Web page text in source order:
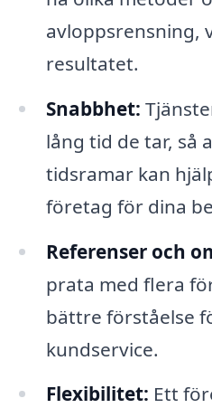
avloppsrensning,
resultatet.
Snabbhet:
lång tid de tar, så
tidsramar kan
företag för dina
Referenser och
prata med flera
bättre förståelse
kundservice.
Flexibilitet: Ett